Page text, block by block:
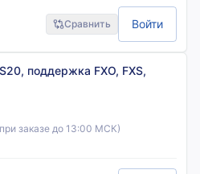
Сравнить Войти
поддержка FXO, FXS,
заказе до 13:00 МСК)